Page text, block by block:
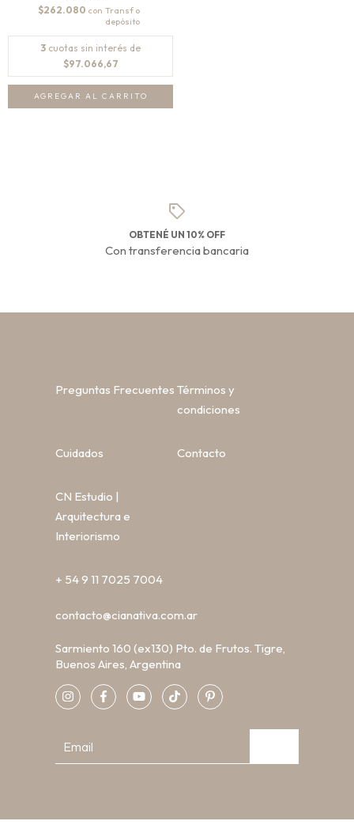
$262.080 con
3 cuotas sin interés de
$97.066,67
OBTENÉ UN 10% OFF
Con transferencia bancaria
Preguntas Frecuentes Términos y
condiciones
Cuidados Contacto
CN Estudio |
Arquitectura e
Interiorismo
+ 54 9 11 7025 7004
contacto@cianativa.com.ar
Sarmiento 160 (ex130) Pto. de Frutos. Tigre,
Buenos Aires, Argentina